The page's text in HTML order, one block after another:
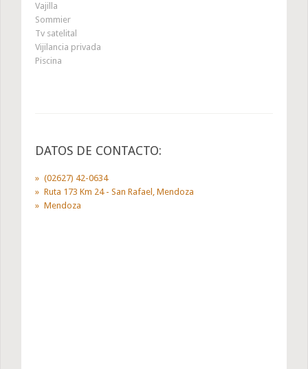
Vajilla
Sommier
Tv satelital
Vijilancia privada
Piscina
DATOS DE CONTACTO:
(02627) 42-0634
Ruta 173 Km 24 - San Rafael, Mendoza
Mendoza